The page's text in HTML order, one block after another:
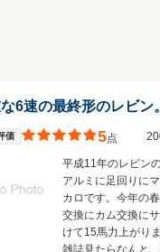
6速の最終形のレビン。
価 5点
平成11年のレビン
アルミに足回りに
カロです。今年の
交換にカム交換に
けて15馬力上がり
雑誌見たらなんと